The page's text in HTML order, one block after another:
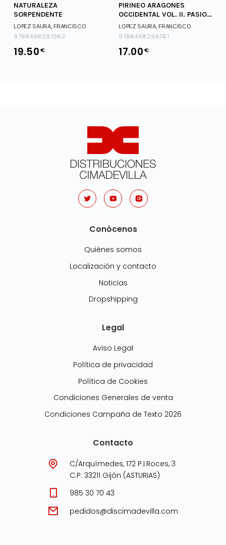
NATURALEZA
SORPENDENTE
LOPEZ SAURA, FRANCISCO
9788498297362
19.50€
PIRINEO ARAGONES
OCCIDENTAL VOL. II. PASION
POR LA MONTAÑA
LOPEZ SAURA, FRANCISCO
9788498296761
17.00€
Conócenos
Quiénes somos
Localización y contacto
Noticias
Dropshipping
Legal
Aviso Legal
Política de privacidad
Política de Cookies
Condiciones Generales de venta
Condiciones Campaña de Texto 2026
Contacto
C/Arquímedes, 172 P.I.Roces, 3
C.P. 33211 Gijón (ASTURIAS)
985 30 70 43
pedidos@discimadevilla.com